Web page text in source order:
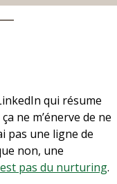
qui résume
ne m’énerve de ne
pas une ligne de
non, une
pas du nurturing.